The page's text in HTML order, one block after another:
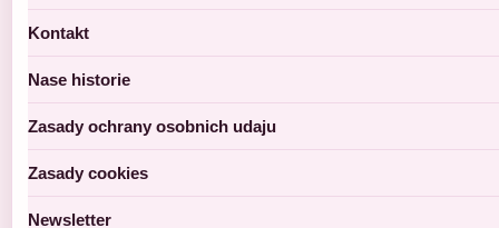
Kontakt
Nase historie
Zasady ochrany osobnich udaju
Zasady cookies
Newsletter